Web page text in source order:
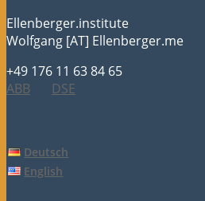
Ellenberger.institute
Wolfgang [AT] Ellenberger.me
+49 176 11 63 84 65
ABB
DSE
Deutsch
English